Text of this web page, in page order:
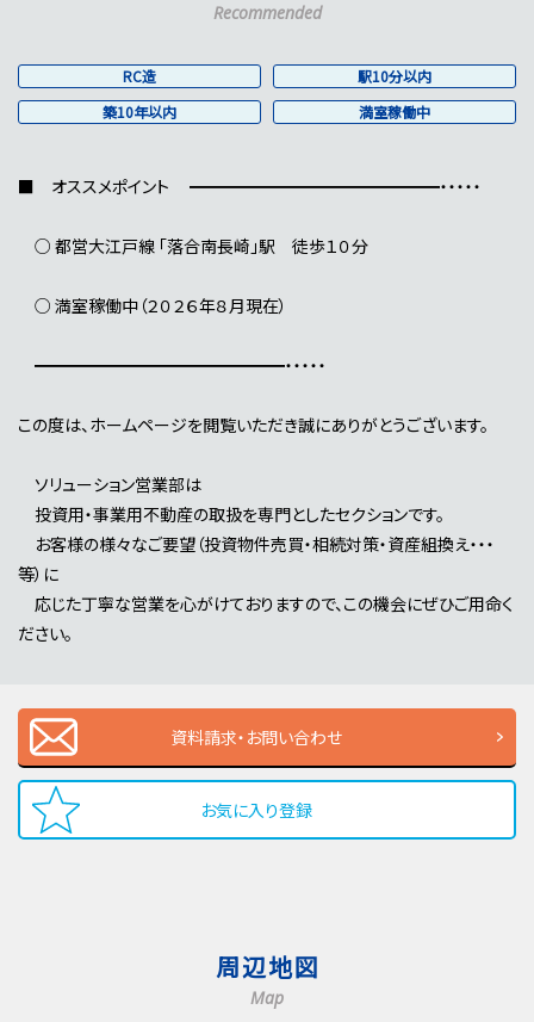
Recommended
RC造
駅10分以内
築10年以内
満室稼働中
■ オススメポイント ━━━━━━━━━━━━━━━・・・・・
○ 都営大江戸線 「落合南長崎」駅 徒歩１０分
○ 満室稼働中（２０２６年８月現在）
━━━━━━━━━━━━━━━・・・・・
この度は、ホームページを閲覧いただき誠にありがとうございます。
ソリューション営業部は
投資用・事業用不動産の取扱を専門としたセクションです。
お客様の様々なご要望（投資物件売買・相続対策・資産組換え・・・
等）に
応じた丁寧な営業を心がけておりますので、この機会にぜひご用命く
ださい。
資料請求・お問い合わせ
お気に入り登録
周辺地図
Map